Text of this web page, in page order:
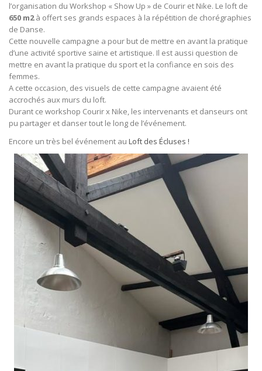
C’est auLoft des Éclusesque nous avons participer à
l’organisation du Workshop « Show Up » de Courir et Nike. Le loft de
650 m2à offert ses grands espaces à la répétition de chorégraphies
de Danse.
Cette nouvelle campagne a pour but de mettre en avant la pratique
d’une activité sportive saine et artistique. Il est aussi question de
mettre en avant la pratique du sport et la confiance en sois des
femmes.
A cette occasion, des visuels de cette campagne avaient été
accrochés aux murs du loft.
Durant ce workshop Courir x Nike, les intervenants et danseurs ont
pu partager et danser tout le long de l’événement.
Encore un très bel événement auLoft des Écluses !